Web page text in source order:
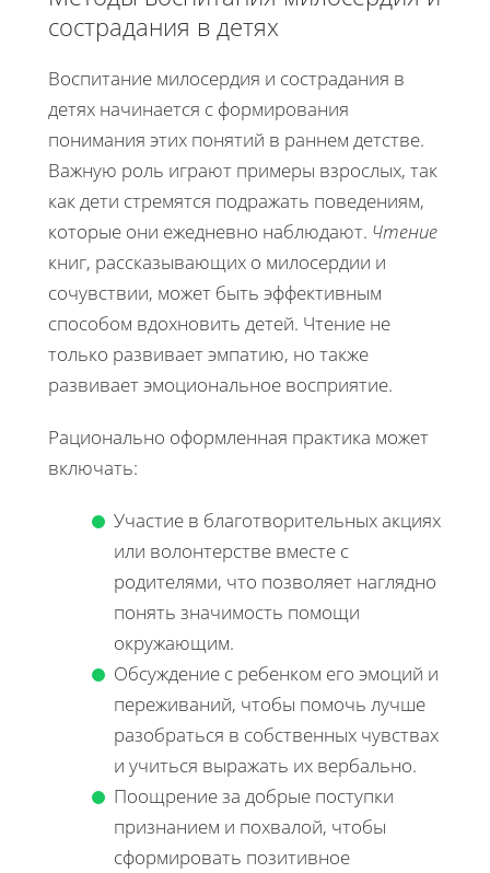
сострадания в детях
Воспитание милосердия и сострадания в
детях начинается с формирования
понимания этих понятий в раннем детстве.
Важную роль играют примеры взрослых, так
как дети стремятся подражать поведениям,
которые они ежедневно наблюдают. Чтение
книг, рассказывающих о милосердии и
сочувствии, может быть эффективным
способом вдохновить детей. Чтение не
только развивает эмпатию, но также
развивает эмоциональное восприятие.
Рационально оформленная практика может
включать:
Участие в благотворительных акциях
или волонтерстве вместе с
родителями, что позволяет наглядно
понять значимость помощи
окружающим.
Обсуждение с ребенком его эмоций и
переживаний, чтобы помочь лучше
разобраться в собственных чувствах
и учиться выражать их вербально.
Поощрение за добрые поступки
признанием и похвалой, чтобы
сформировать позитивное